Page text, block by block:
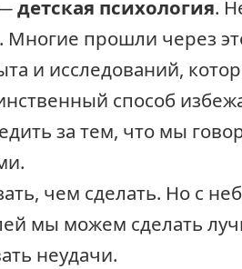
детская психология.
Многие прошли через
и исследований,
способ
за тем, что мы
чем сделать. Но с
мы можем сделать
неудачи.